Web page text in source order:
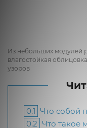
Из небольших модулей
влагостойкая
узоров
0.1 Что собой
0.2 Что такое